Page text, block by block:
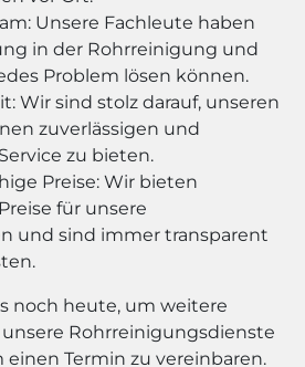
Unsere Fachleute haben
in der Rohrreinigung und
Problem lösen können.
Wir sind stolz darauf, unseren
zuverlässigen und
zu bieten.
Preise: Wir bieten
für unsere
und sind immer transparent
noch heute, um weitere
Rohrreinigungsdienste
Termin zu vereinbaren.